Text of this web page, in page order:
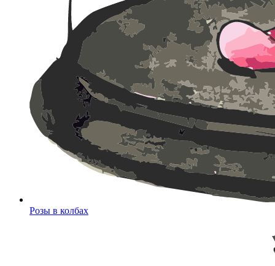
Розы в колбах